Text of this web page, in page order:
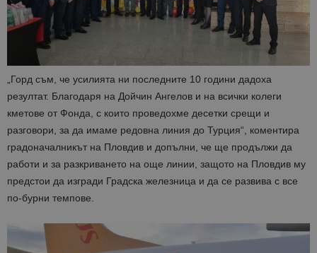
„Горд съм, че усилията ни последните 10 години дадоха
резултат. Благодаря на Дойчин Ангелов и на всички колеги
кметове от Фонда, с които проведохме десетки срещи и
разговори, за да имаме редовна линия до Турция“, коментира
градоначалникът на Пловдив и допълни, че ще продължи да
работи и за разкриването на още линии, защото на Пловдив му
предстои да изгради Градска железница и да се развива с все
по-бурни темпове.